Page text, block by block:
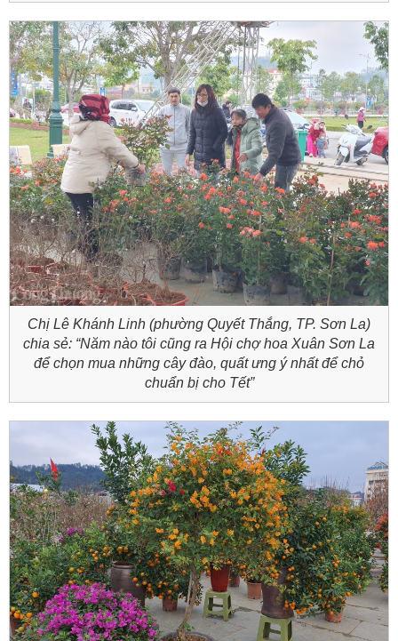
Chị Lê Khánh Linh (phường Quyết Thắng, TP. Sơn La)
chia sẻ: “Năm nào tôi cũng ra Hội chợ hoa Xuân Sơn La
để chọn mua những cây đào, quất ưng ý nhất để chỏ
chuẩn bị cho Tết”